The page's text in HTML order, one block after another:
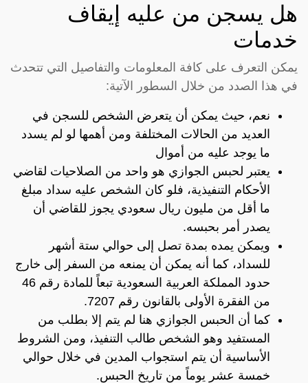
هل يسجن من عليه إيقاف
خدمات
يمكن التعرف على كافة المعلومات والتفاصيل التي تتحدث
في هذا الصدد من خلال السطور الآتية:
نعم، حيث يمكن أن يتعرض الشخص للسجن في
العديد من الحالات المختلفة ومن أهمها لو لم يسدد
ما يوجد عليه من أموال
يعتبر لحبس الجوازي هو واحد من الصلاحيات لقاضي
الأحكام التنفيذية، فلو كان الشخص عليه سداد مبلغ
ما أقل من مليون ريال سعودي يجوز للقاضي أن
يصدر أمر بحبسه.
ويمكن يمده بمدة تصل إلى حوالي ستة أشهر
للسداد، كما أنه يمكن أن يمنعه من السفر إلى خارج
حدود المملكة العربية السعودية تبعاً للمادة رقم 46
من الفقرة الأولى بالقانون رقم 7207.
كما أن الحبس الجوازي هنا لم يتم إلا بطلب من
المستفيد وهو الشخص طالب التنفيذ، ومن الشروط
الأساسية أن يتم استجواب المدين في خلال حوالي
خمسة عشر يوماً من تاريخ الحبس.